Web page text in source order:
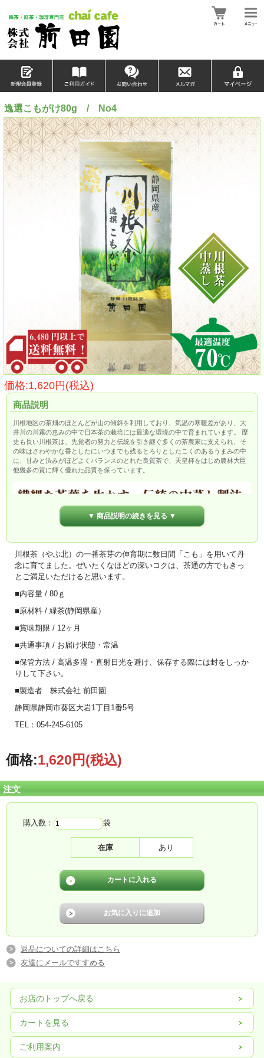
逸選こもがけ80g / No4
価格:1,620円(税込)
商品説明
川根地区の茶畑のほとんどが山の傾斜を利用しており、気温の寒暖差があり、大
井川の川霧の恵みの中で日本茶の栽培には最適な環境の中で育まれています。 歴
史も長い川根茶は、先覚者の努力と伝統を引き継ぐ多くの茶農家に支えられ、そ
の味はさわやかな香としたにいつまでも残るとろりとしたこくのあるうまみの中
に、甘みと渋みがほどよくバランスのとれた良質茶で、天皇杯をはじめ農林大臣
他幾多の賞に輝く優れた品質を保っています。
▼ 商品説明の続きを見る ▼
川根茶（やぶ北）の一番茶芽の伸育期に数日間「こも」を用いて丹
念に育てました。ぜいたくなほどの深いコクは、茶通の方でもきっ
とご満足いただけると思います。
■内容量 / 80ｇ
■原材料 / 緑茶(静岡県産）
■賞味期限 / 12ヶ月
■共通事項 / お届け状態・常温
■保管方法 / 高温多湿・直射日光を避け、保存する際には封をしっか
りして下さい。
■製造者 株式会社 前田園
静岡県静岡市葵区大岩1丁目1番5号
TEL：054-245-6105
価格:1,620円(税込)
注文
購入数： 袋
在庫 あり
返品についての詳細はこちら
友達にメールですすめる
お店のトップへ戻る
カートを見る
ご利用案内